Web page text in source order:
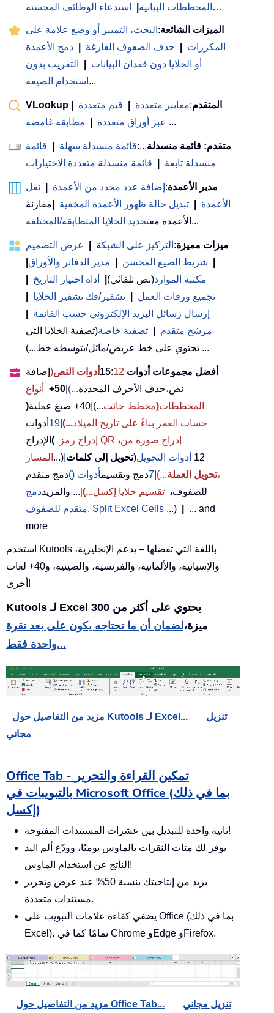
المخططات البيانية
استدعاء الوظائف المحسنة …
الميزات الشائعة: البحث، التمييز أو وضع علامة على
المكررات
حذف الصفوف الفارغة
دمج الأعمدة
أو الخلايا دون فقدان البيانات
التقريب بدون
استخدام الصيغة ...
VLookup المتقدم:معايير متعددة قيم متعددة
عبر أوراق متعددة
مطابقة غامضة ...
متقدم: قائمة منسدلة...:قائمة منسدلة سهلة
قائمة
منسدلة تابعة
قائمة منسدلة متعددة الاختيارات
مدير الأعمدة: إضافة عدد محدد من الأعمدة
نقل
الأعمدة
تبديل حالة ظهور الأعمدة المخفية
مقارنة
الأعمدة معتحديد الخلايا المتطابقة/المختلفة ...
ميزات مميزة: التركيز على الشبكة
عرض التصميم
شريط الصيغ المحسن مدير الدفاتر والأوراق
مكتبة الموارد(نص تلقائي) أداة اختيار التاريخ
تجميع ورقات العمل
تشفير/فك تشفير الخلايا
إرسال رسائل البريد الإلكتروني حسب القائمة
مرشح متقدم
تصفية خاصة(تصفية الخلايا التي
تحتوي على خط عريض/مائل/يتوسطه خط...) ...
أفضل مجموعات أدوات 15 :12 أدوات النص( إضافة
نص،حذف الأحرف المحددة...)
50+
أنواع
المخططات(مخطط جانت...) 40+ صيغ عملية
(
حساب العمر بناءً على تاريخ الميلاد...)
19 أدوات
الإدراج ( إدراج رمز QR ،إدراج صورة من
المسار ...) 12 أدوات التحويل(تحويل إلى كلمات
،تحويل العملة...)
7دمج وتقسيمأدوات ()دمج متقدم
للصفوف، تقسيم خلايا إكسل...) ... والمزيددمج
متقدم للصفوف, Split Excel Cells ...)
... and
more
استخدم Kutools باللغة التي تفضلها – يدعم الإنجليزية،
والإسبانية، والألمانية، والفرنسية، والصينية، و40+ لغات
أخرى!
Kutools لـ Excel يحتوي على أكثر من 300
ميزة،لضمان أن ما تحتاجه يكون على بعد نقرة
واحدة فقط...
مزيد من التفاصيل حول Kutools لـ Excel...
تنزيل
مجاني
Office Tab - تمكين القراءة والتحرير
بالتبويبات في Microsoft Office (بما في ذلك
إكسل)
ثانية واحدة للتبديل بين عشرات المستندات المفتوحة!
يوفر لك مئات النقرات بالماوس يوميًا، وودّع ألم اليد
الناتج عن استخدام الماوس!
يزيد من إنتاجيتك بنسبة 50% عند عرض وتحرير
مستندات متعددة.
يضفي كفاءة علامات التبويب على Office (بما في ذلك
Excel)، تمامًا كما في Chrome وEdge وFirefox.
مزيد من التفاصيل حول Office Tab... تنزيل مجاني